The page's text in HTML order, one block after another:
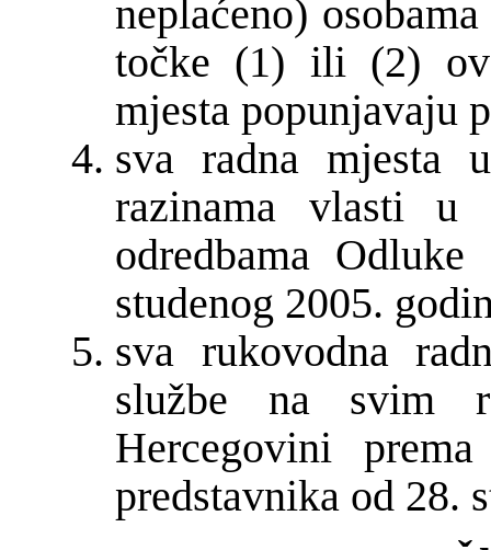
neplaćeno)
točke (1) ili (2)
mjesta popunjavaju
sva radna mjesta
razinama vlasti u
odredbama
studenog 2005.
sva rukovodna
službe na svim
Hercegovini
predstavnika od 28.